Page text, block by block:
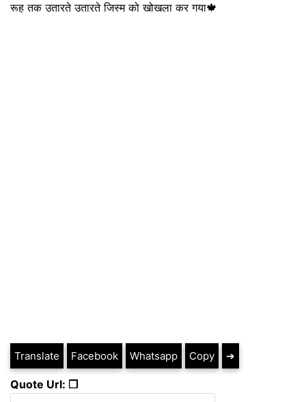
रूह तक उतारते उतारते जिस्म को खोखला कर गया🍁
Translate Facebook Whatsapp Copy ➔
Quote Url: ❐